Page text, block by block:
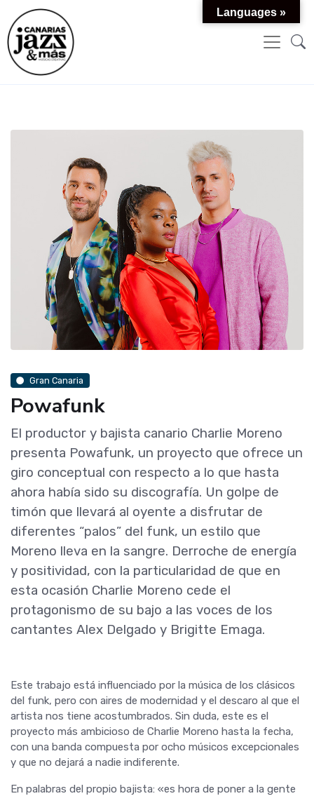
Gran Canaria
Powafunk
El productor y bajista canario Charlie Moreno
presenta Powafunk, un proyecto que ofrece un
giro conceptual con respecto a lo que hasta
ahora había sido su discografía. Un golpe de
timón que llevará al oyente a disfrutar de
diferentes “palos” del funk, un estilo que
Moreno lleva en la sangre. Derroche de energía
y positividad, con la particularidad de que en
esta ocasión Charlie Moreno cede el
protagonismo de su bajo a las voces de los
cantantes Alex Delgado y Brigitte Emaga.
Este trabajo está influenciado por la música de los clásicos
del funk, pero con aires de modernidad y el descaro al que el
artista nos tiene acostumbrados. Sin duda, este es el
proyecto más ambicioso de Charlie Moreno hasta la fecha,
con una banda compuesta por ocho músicos excepcionales
y que no dejará a nadie indiferente.
En palabras del propio bajista: «es hora de poner a la gente
Languages »